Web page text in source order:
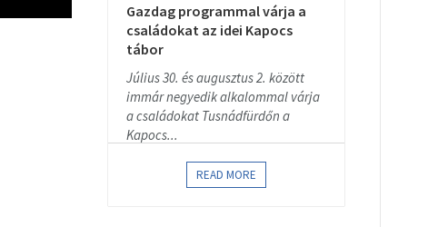
Gazdag programmal várja a
családokat az idei Kapocs
tábor
Július 30. és augusztus 2. között
immár negyedik alkalommal várja
a családokat Tusnádfürdőn a
Kapocs...
READ MORE